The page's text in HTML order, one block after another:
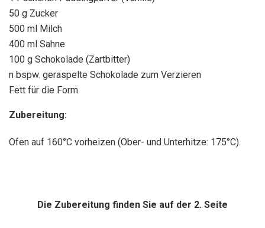
50 g Zucker
500 ml Milch
400 ml Sahne
100 g Schokolade (Zartbitter)
n bspw. geraspelte Schokolade zum Verzieren
Fett für die Form
Zubereitung:
Ofen auf 160°C vorheizen (Ober- und Unterhitze: 175°C).
Die Zubereitung finden Sie auf der 2. Seite